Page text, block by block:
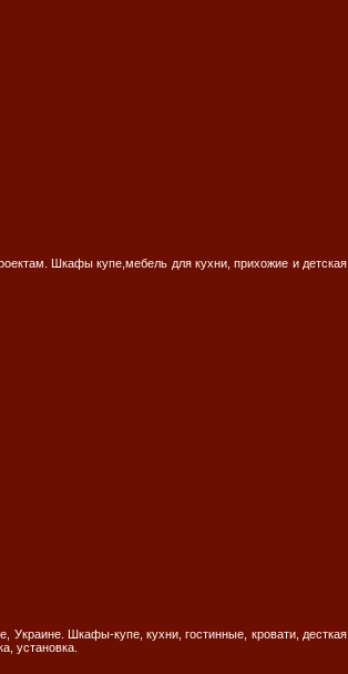
Шкафы купе,мебель для кухни, прихожие и детская
Украине. Шкафы-купе, кухни, гостинные, кровати, десткая
установка.